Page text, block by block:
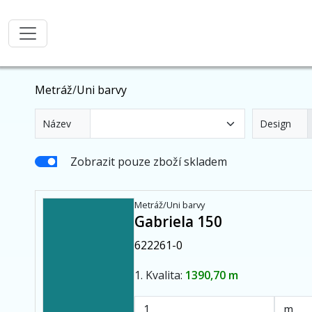
Metráž/Uni barvy
Název Design
Zobrazit pouze zboží skladem
Metráž/Uni barvy
Gabriela 150
622261-0
1. Kvalita: 1390,70 m